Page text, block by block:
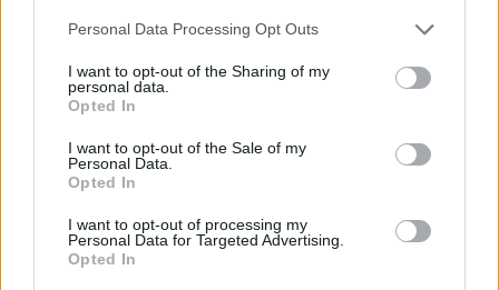
Personal Data Processing Opt Outs
I want to opt-out of the Sharing of my
personal data.
Opted In
I want to opt-out of the Sale of my
Personal Data.
Opted In
I want to opt-out of processing my
Personal Data for Targeted Advertising.
Opted In
également les déplacements. Ce réseau de transports
souhaitant garder le contact avec leur ancienne vie ou
rendre visite à leur famille.
Rechercher